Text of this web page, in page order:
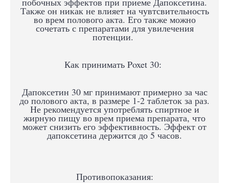
Также он никак не влияет на чувтсвительность
во врем полового акта. Его также можно
сочетать с препаратами для увилечения
потенции.
Как принимать Poxet 30:
Дапоксетин 30 мг принимают примерно за час
до полового акта, в размере 1-2 таблеток за раз.
Не рекомендуется употреблять спиртное и
жирную пищу во врем приема препарата, что
может снизить его эффективность. Эффект от
дапоксетина держится до 5 часов.
Противопоказания: